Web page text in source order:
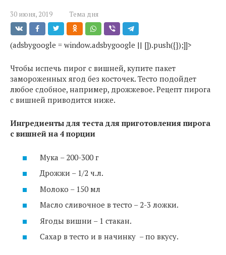
30 июня, 2019 Тема дня
(adsbygoogle = window.adsbygoogle || []).push({});]]>
Чтобы испечь пирог с вишней, купите пакет
замороженных ягод без косточек. Тесто подойдет
любое сдобное, например, дрожжевое. Рецепт пирога
с вишней приводится ниже.
Ингредиенты для теста для приготовления пирога
с вишней на 4 порции
Мука – 200-300 г
Дрожжи – 1/2 ч.л.
Молоко – 150 мл
Масло сливочное в тесто – 2-3 ложки.
Ягоды вишни – 1 стакан.
Сахар в тесто и в начинку – по вкусу.